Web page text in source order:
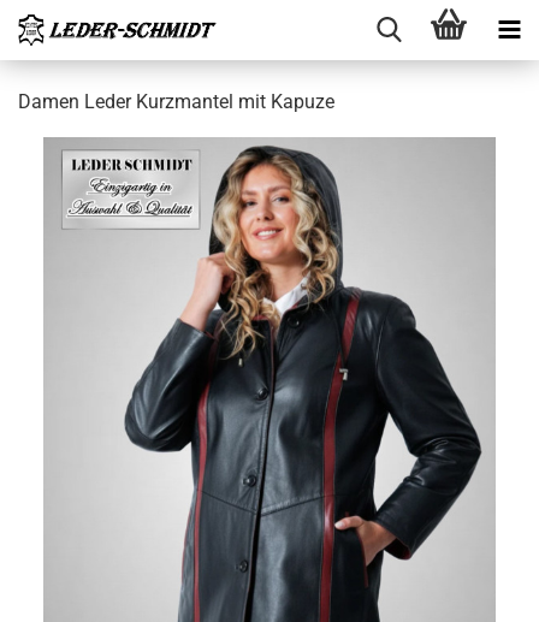
Damen Leder Kurz­man­tel mit Ka­pu­ze